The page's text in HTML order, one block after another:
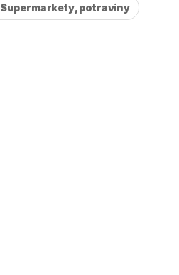
Supermarkety, potraviny